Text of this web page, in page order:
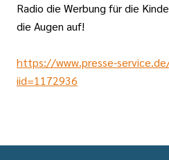
Radio die Werbung für die
die Augen auf!
https://www.presse-
iid=1172936